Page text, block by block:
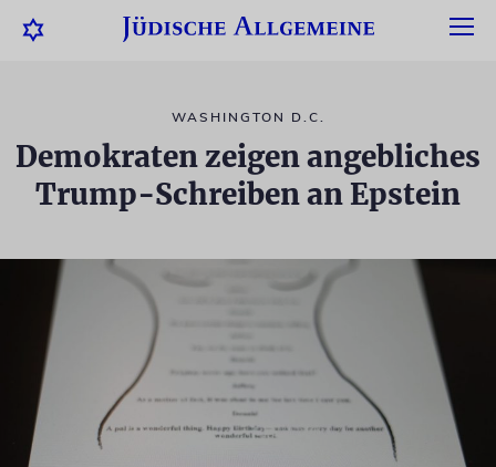
WASHINGTON D.C.
Demokraten zeigen angebliches
Trump-Schreiben an Epstein